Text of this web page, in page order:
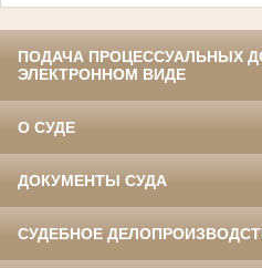
ПОДАЧА ПРОЦЕССУАЛЬНЫХ
ЭЛЕКТРОННОМ ВИДЕ
О СУДЕ
ДОКУМЕНТЫ СУДА
СУДЕБНОЕ